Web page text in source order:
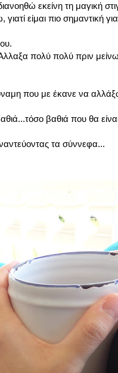
εκείνη τη μαγική
είμαι πιο σημαντική
πολύ πολύ πριν
που με έκανε να
βαθιά που θα
τα σύννεφα...